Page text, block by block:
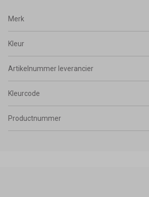
Merk
Kleur
Artikelnummer leverancier
Kleurcode
Productnummer